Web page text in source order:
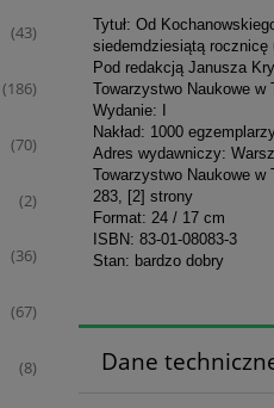
(43)
(186)
(70)
(2)
(36)
(67)
(8)
Tytuł: Od
siedemdziesiątą rocznicę
Pod redakcją Janusza
Towarzystwo Naukowe w
Wydanie: I
Nakład: 1000
Adres wydawniczy:
Towarzystwo Naukowe w
283, [2] strony
Format: 24 / 17 cm
ISBN: 83-01-08083-3
Stan: bardzo dobry
Dane